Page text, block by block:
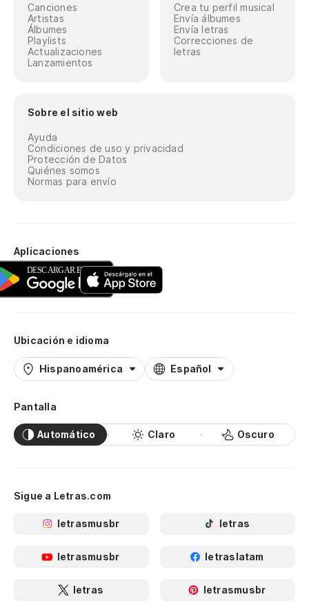
Canciones
Artistas
Álbumes
Playlists
Actualizaciones
Lanzamientos
Crea tu perfil musical
Envía álbumes
Envía letras
Correcciones de
letras
Sobre el sitio web
Ayuda
Condiciones de uso y privacidad
Protección de Datos
Quiénes somos
Normas para envío
Aplicaciones
Ubicación e idioma
Hispanoamérica Español
Pantalla
Automático Claro Oscuro
Sigue a Letras.com
letrasmusbr letras
letrasmusbr letraslatam
letras letrasmusbr